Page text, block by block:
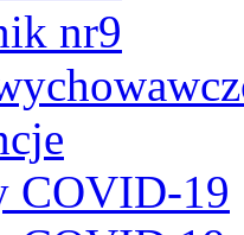
nr9
COVID-19